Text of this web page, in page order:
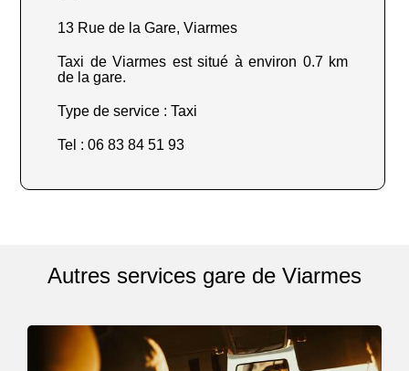
13 Rue de la Gare, Viarmes
Taxi de Viarmes est situé à environ 0.7 km
de la gare.
Type de service : Taxi
Tel : 06 83 84 51 93
Autres services gare de Viarmes